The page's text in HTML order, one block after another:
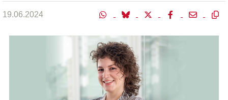
19.06.2024